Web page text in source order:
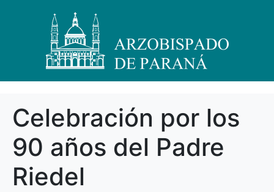
Celebración por los
90 años del Padre
Riedel